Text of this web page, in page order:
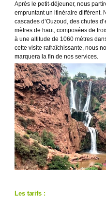
Après le petit-déjeuner, nous
empruntant un itinéraire différent.
cascades d’Ouzoud, des chutes
mètres de haut, composées de
à une altitude de 1060 mètres
cette visite rafraîchissante, nous
marquera la fin de nos services.
Les tarifs :